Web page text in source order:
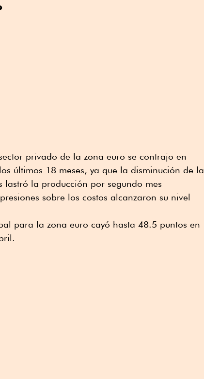
privado de la zona euro se contrajo en
últimos 18 meses, ya que la disminución de la
lastró la producción por segundo mes
sobre los costos alcanzaron su nivel
para la zona euro cayó hasta 48.5 puntos en